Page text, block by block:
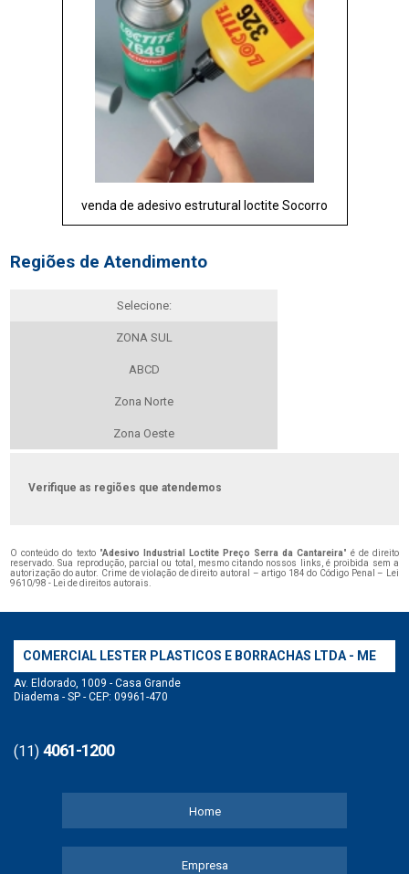
venda de adesivo estrutural loctite Socorro
Regiões de Atendimento
Selecione:
ZONA SUL
ABCD
Zona Norte
Zona Oeste
Verifique as regiões que atendemos
O conteúdo do texto "Adesivo Industrial Loctite Preço Serra da Cantareira" é de direito
reservado. Sua reprodução, parcial ou total, mesmo citando nossos links, é proibida sem a
autorização do autor. Crime de violação de direito autoral – artigo 184 do Código Penal – Lei
9610/98 - Lei de direitos autorais.
COMERCIAL LESTER PLASTICOS E BORRACHAS LTDA - ME
Av. Eldorado, 1009 - Casa Grande
Diadema - SP - CEP: 09961-470
(11) 4061-1200
Home
Empresa